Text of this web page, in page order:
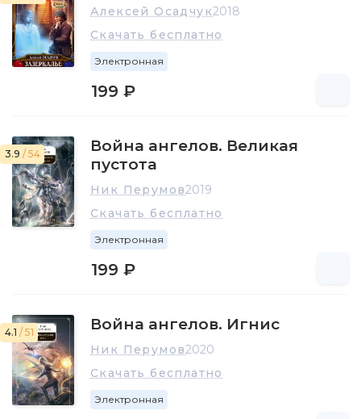
Алексей Осадчук2018
Скачать бесплатно
Электронная
199 ₽
3.9 / 54
Война ангелов. Великая
пустота
Ник Перумов2019
Скачать бесплатно
Электронная
199 ₽
4.1 / 51 Война ангелов. Игнис
Ник Перумов2020
Скачать бесплатно
Электронная